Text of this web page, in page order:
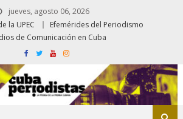
jueves, agosto 06, 2026
la UPEC
Efemérides del Periodismo
de Comunicación en Cuba